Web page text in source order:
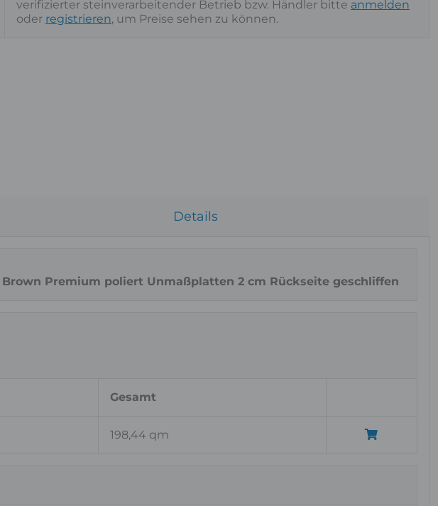
verifizierter steinverarbeitender Betrieb bzw. Händler bitte anmelden
oder registrieren, um Preise sehen zu können.
Details
Brown Premium poliert Unmaßplatten 2 cm Rückseite geschliffen
Gesamt
198,44 qm